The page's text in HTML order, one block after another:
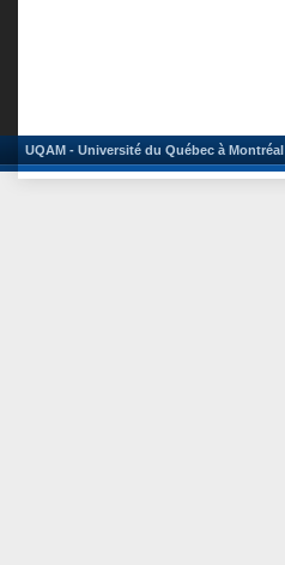
UQAM - Université du Québec à Montréal